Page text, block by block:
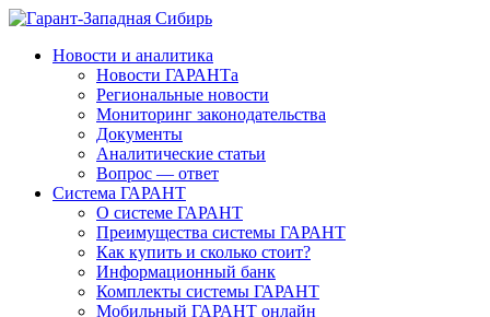
Новости и аналитика
Новости ГАРАНТа
Региональные новости
Мониторинг законодательства
Документы
Аналитические статьи
Вопрос — ответ
Система ГАРАНТ
О системе ГАРАНТ
Преимущества системы ГАРАНТ
Как купить и сколько стоит?
Информационный банк
Комплекты системы ГАРАНТ
Мобильный ГАРАНТ онлайн